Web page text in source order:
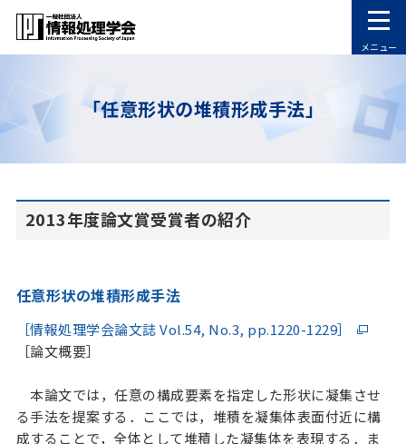
メニュー
「任意形状の堆積形成手法」
2013年度論文賞受賞者の紹介
任意形状の堆積形成手法
［情報処理学会論文誌 Vol.54, No.3, pp.1220-1229］
［論文概要］
本論文では，任意の構成要素を指定した形状に凝集させ
る手法を提案する．ここでは，堆積を凝集体表面付近に構
成することで，全体として堆積した凝集体を表現する．ま